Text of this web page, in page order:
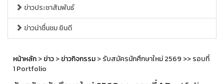
ข่าวประชาสัมพันธ์
ข่าวน่าชื่นชม ยินดี
หน้าหลัก>ข่าว>ข่าวกิจกรรม> รับสมัครนักศึกษาใหม่ 2569 >> รอบที่
1 Portfolio